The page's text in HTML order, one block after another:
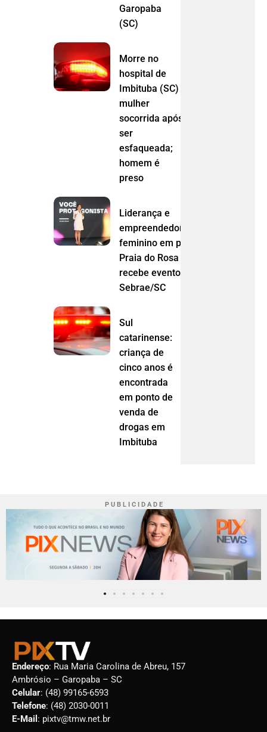
Garopaba
(SC)
Morre no
hospital de
Imbituba (SC)
mulher
socorrida após
ser
esfaqueada;
homem é
preso
Liderança e
empreendedorismo
feminino em pauta:
Praia do Rosa
recebe evento do
Sebrae/SC
Sul
catarinense:
criança de
cinco anos é
encontrada
em ponto de
venda de
drogas em
Imbituba
P U B L I C I D A D E
Endereço: Rua Maria Carolina de Abreu, 157
Ambrósio – Garopaba – SC
Celular: (48) 99165-6593
Telefone: (48) 2030-0011
E-Mail : pixtv@tmw.net.br